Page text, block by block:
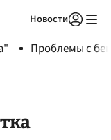
Новости
Проблемы с